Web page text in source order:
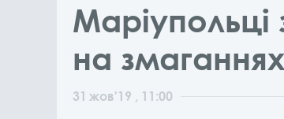
на
31 жов'19 , 11:00